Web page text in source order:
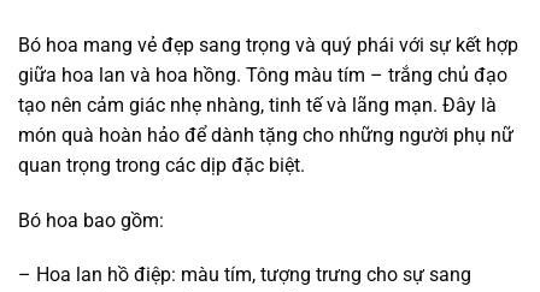
Bó hoa mang vẻ đẹp sang trọng và quý phái với sự kết hợp
giữa hoa lan và hoa hồng. Tông màu tím – trắng chủ đạo
tạo nên cảm giác nhẹ nhàng, tinh tế và lãng mạn. Đây là
món quà hoàn hảo để dành tặng cho những người phụ nữ
quan trọng trong các dịp đặc biệt.
Bó hoa bao gồm:
– Hoa lan hồ điệp: màu tím, tượng trưng cho sự sang